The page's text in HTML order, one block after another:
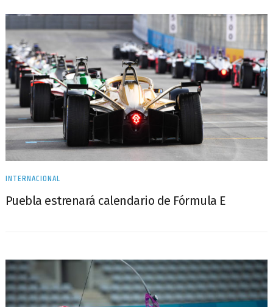
INTERNACIONAL
Puebla estrenará calendario de Fórmula E